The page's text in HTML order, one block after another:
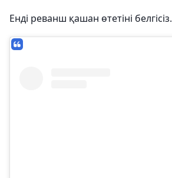
Енді реванш қашан өтетіні белгісіз.